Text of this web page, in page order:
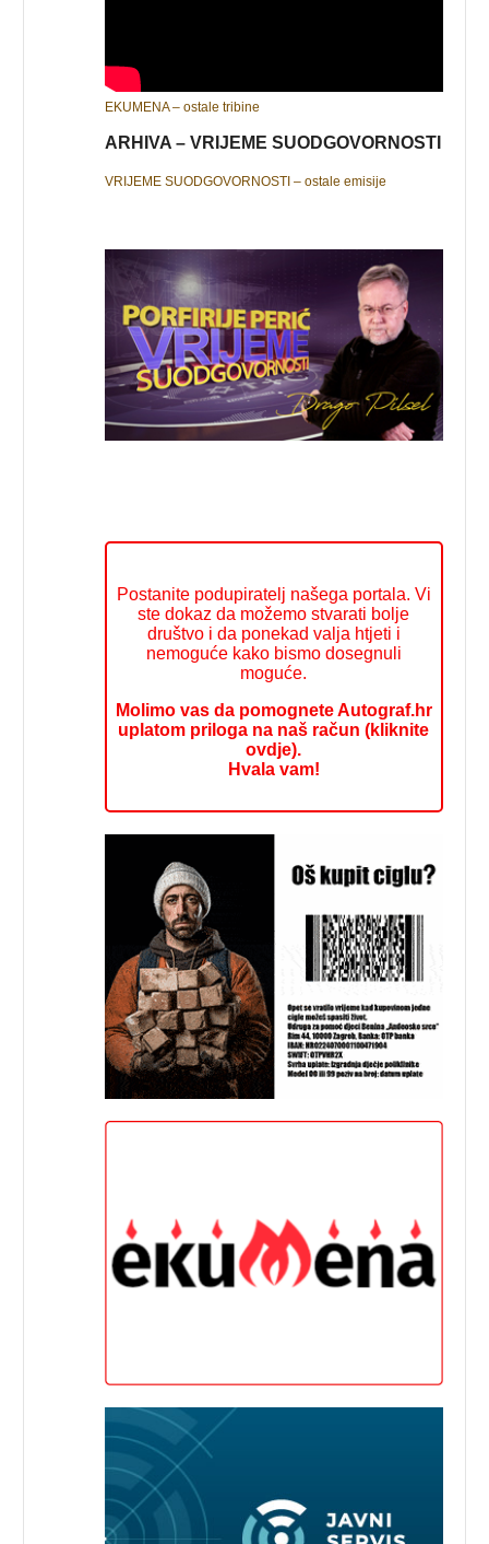
EKUMENA – ostale tribine
ARHIVA – VRIJEME SUODGOVORNOSTI
VRIJEME SUODGOVORNOSTI – ostale emisije
Postanite podupiratelj našega portala. Vi
ste dokaz da možemo stvarati bolje
društvo i da ponekad valja htjeti i
nemoguće kako bismo dosegnuli
moguće.
Molimo vas da pomognete Autograf.hr
uplatom priloga na naš račun (kliknite
ovdje).
Hvala vam!